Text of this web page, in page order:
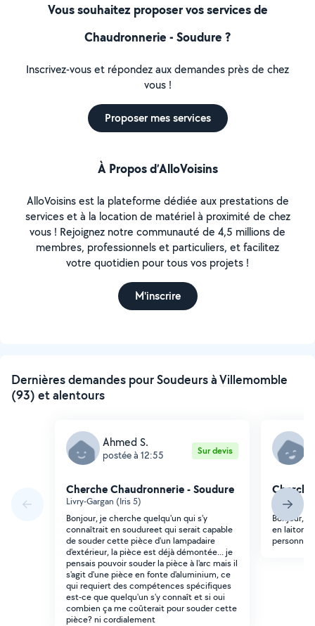
Vous souhaitez proposer vos services de
Chaudronnerie - Soudure ?
Inscrivez-vous et répondez aux demandes près de chez
vous !
Proposer mes services
À Propos d’AlloVoisins
AlloVoisins est la plateforme dédiée aux prestations de
services et à la location de matériel à proximité de chez
vous ! Rejoignez notre communauté de 4,5 millions de
membres, professionnels et particuliers, et facilitez
votre quotidien pour tous vos projets !
M'inscrire
Dernières demandes pour Soudeurs à Villemomble
(93) et alentours
Ahmed S.
postée à 12:55 Sur devis
Cherche Chaudronnerie - Soudure
Livry-Gargan (Iris 5)
Bonjour, je cherche quelqu'un qui s'y
connaîtrait en soudureet qui serait capable
de souder cette pièce d'un lampadaire
d'extérieur, la pièce est déjà démontée... je
pensais pouvoir souder la pièce à l'arc mais il
s'agit d'une pièce en fonte d'aluminium, ce
qui requiert des compétences spécifiques
est-ce que quelqu'un s'y connaît et si oui
combien ça me coûterait pour souder cette
pièce? ni cordialement
Le Raincy
Bonjour,
en laiton
personne